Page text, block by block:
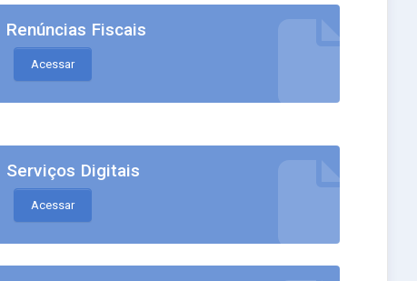
Renúncias Fiscais
Acessar
Serviços Digitais
Acessar